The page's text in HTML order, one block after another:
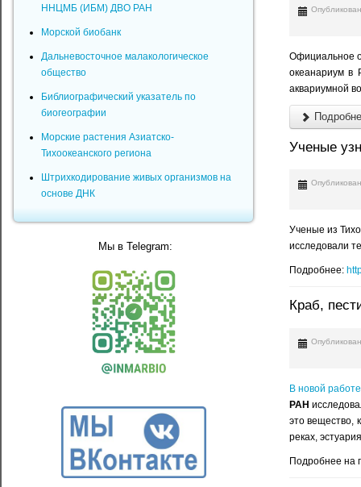
Официальное
океанариум в
аквариумной
Ученые
Ученые из
исследовали
Подробнее:
Краб,
В новой работе
РАН
это вещество,
реках,
Подробнее на
ННЦМБ (ИБМ) ДВО РАН
Морской биобанк
Дальневосточное малакологическое
общество
Библиографический указатель по
биогеографии
Морские растения Азиатско-
Тихоокеанского региона
Штрихкодирование живых организмов на
основе ДНК
Мы в Telegram: